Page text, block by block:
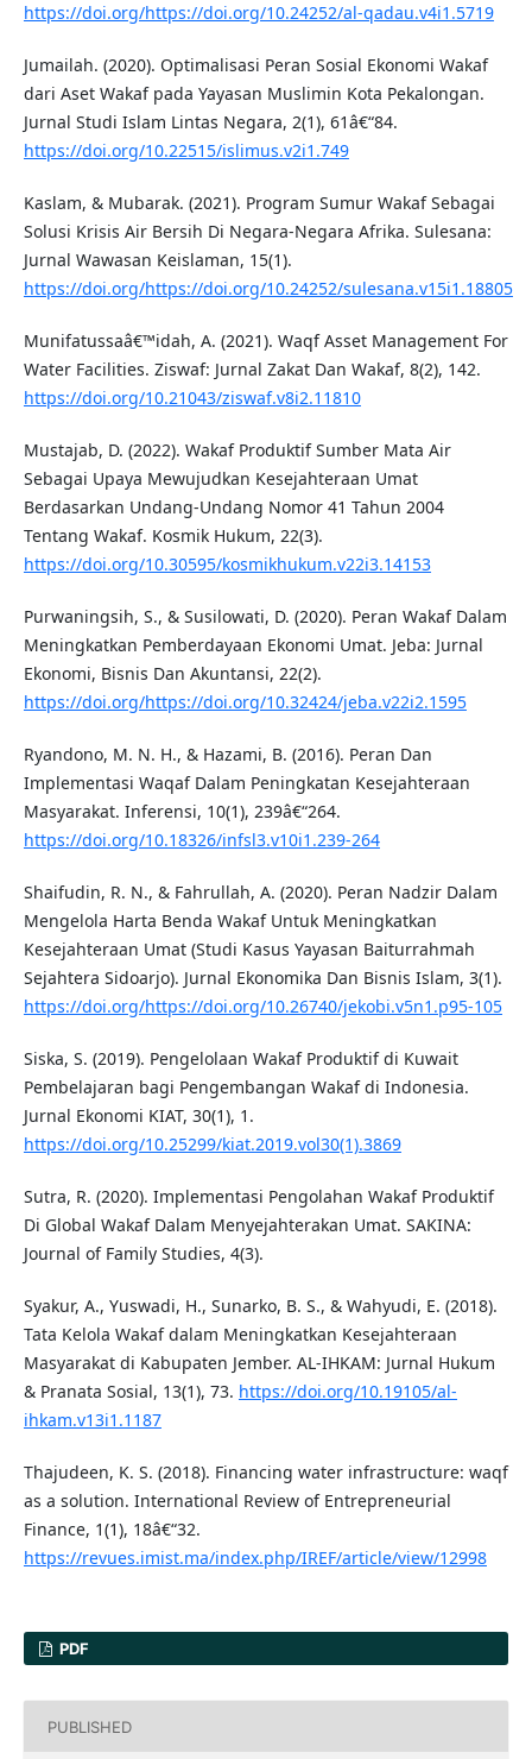
https://doi.org/https://doi.org/10.24252/al-qadau.v4i1.5719
Jumailah. (2020). Optimalisasi Peran Sosial Ekonomi Wakaf
dari Aset Wakaf pada Yayasan Muslimin Kota Pekalongan.
Jurnal Studi Islam Lintas Negara, 2(1), 61â€“84.
https://doi.org/10.22515/islimus.v2i1.749
Kaslam, & Mubarak. (2021). Program Sumur Wakaf Sebagai
Solusi Krisis Air Bersih Di Negara-Negara Afrika. Sulesana:
Jurnal Wawasan Keislaman, 15(1).
https://doi.org/https://doi.org/10.24252/sulesana.v15i1.18805
Munifatussaâ€™idah, A. (2021). Waqf Asset Management For
Water Facilities. Ziswaf: Jurnal Zakat Dan Wakaf, 8(2), 142.
https://doi.org/10.21043/ziswaf.v8i2.11810
Mustajab, D. (2022). Wakaf Produktif Sumber Mata Air
Sebagai Upaya Mewujudkan Kesejahteraan Umat
Berdasarkan Undang-Undang Nomor 41 Tahun 2004
Tentang Wakaf. Kosmik Hukum, 22(3).
https://doi.org/10.30595/kosmikhukum.v22i3.14153
Purwaningsih, S., & Susilowati, D. (2020). Peran Wakaf Dalam
Meningkatkan Pemberdayaan Ekonomi Umat. Jeba: Jurnal
Ekonomi, Bisnis Dan Akuntansi, 22(2).
https://doi.org/https://doi.org/10.32424/jeba.v22i2.1595
Ryandono, M. N. H., & Hazami, B. (2016). Peran Dan
Implementasi Waqaf Dalam Peningkatan Kesejahteraan
Masyarakat. Inferensi, 10(1), 239â€“264.
https://doi.org/10.18326/infsl3.v10i1.239-264
Shaifudin, R. N., & Fahrullah, A. (2020). Peran Nadzir Dalam
Mengelola Harta Benda Wakaf Untuk Meningkatkan
Kesejahteraan Umat (Studi Kasus Yayasan Baiturrahmah
Sejahtera Sidoarjo). Jurnal Ekonomika Dan Bisnis Islam, 3(1).
https://doi.org/https://doi.org/10.26740/jekobi.v5n1.p95-105
Siska, S. (2019). Pengelolaan Wakaf Produktif di Kuwait
Pembelajaran bagi Pengembangan Wakaf di Indonesia.
Jurnal Ekonomi KIAT, 30(1), 1.
https://doi.org/10.25299/kiat.2019.vol30(1).3869
Sutra, R. (2020). Implementasi Pengolahan Wakaf Produktif
Di Global Wakaf Dalam Menyejahterakan Umat. SAKINA:
Journal of Family Studies, 4(3).
Syakur, A., Yuswadi, H., Sunarko, B. S., & Wahyudi, E. (2018).
Tata Kelola Wakaf dalam Meningkatkan Kesejahteraan
Masyarakat di Kabupaten Jember. AL-IHKAM: Jurnal Hukum
& Pranata Sosial, 13(1), 73. https://doi.org/10.19105/al-
ihkam.v13i1.1187
Thajudeen, K. S. (2018). Financing water infrastructure: waqf
as a solution. International Review of Entrepreneurial
Finance, 1(1), 18â€“32.
https://revues.imist.ma/index.php/IREF/article/view/12998
PDF
PUBLISHED